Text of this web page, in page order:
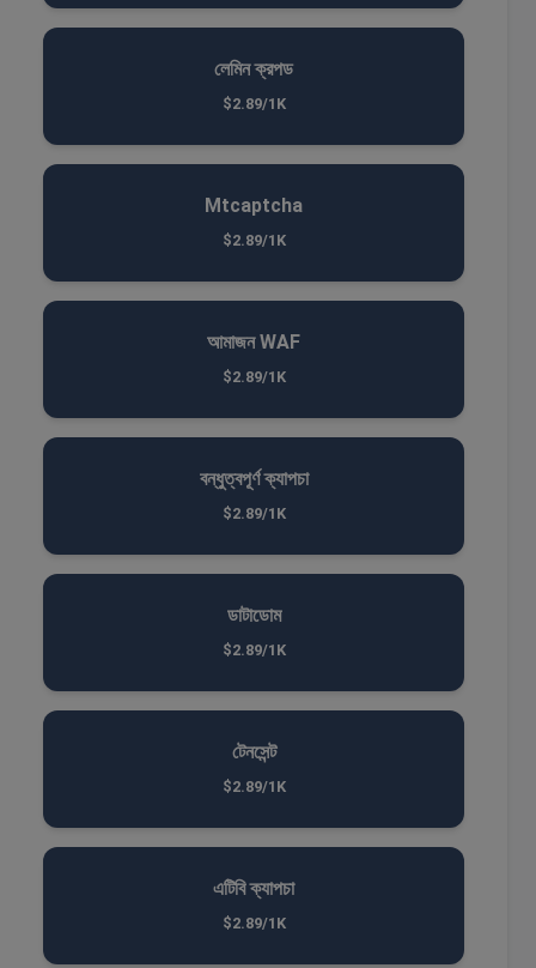
লেমিন ক্রপড
$2.89/1K
Mtcaptcha
$2.89/1K
আমাজন WAF
$2.89/1K
বন্ধুত্বপূর্ণ ক্যাপচা
$2.89/1K
ডাটাডোম
$2.89/1K
টেনসেন্ট
$2.89/1K
এটিবি ক্যাপচা
$2.89/1K